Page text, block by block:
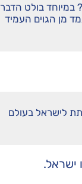
בולט הדבר
מן הגוים העמיד
לישראל בעולם
ישראל.